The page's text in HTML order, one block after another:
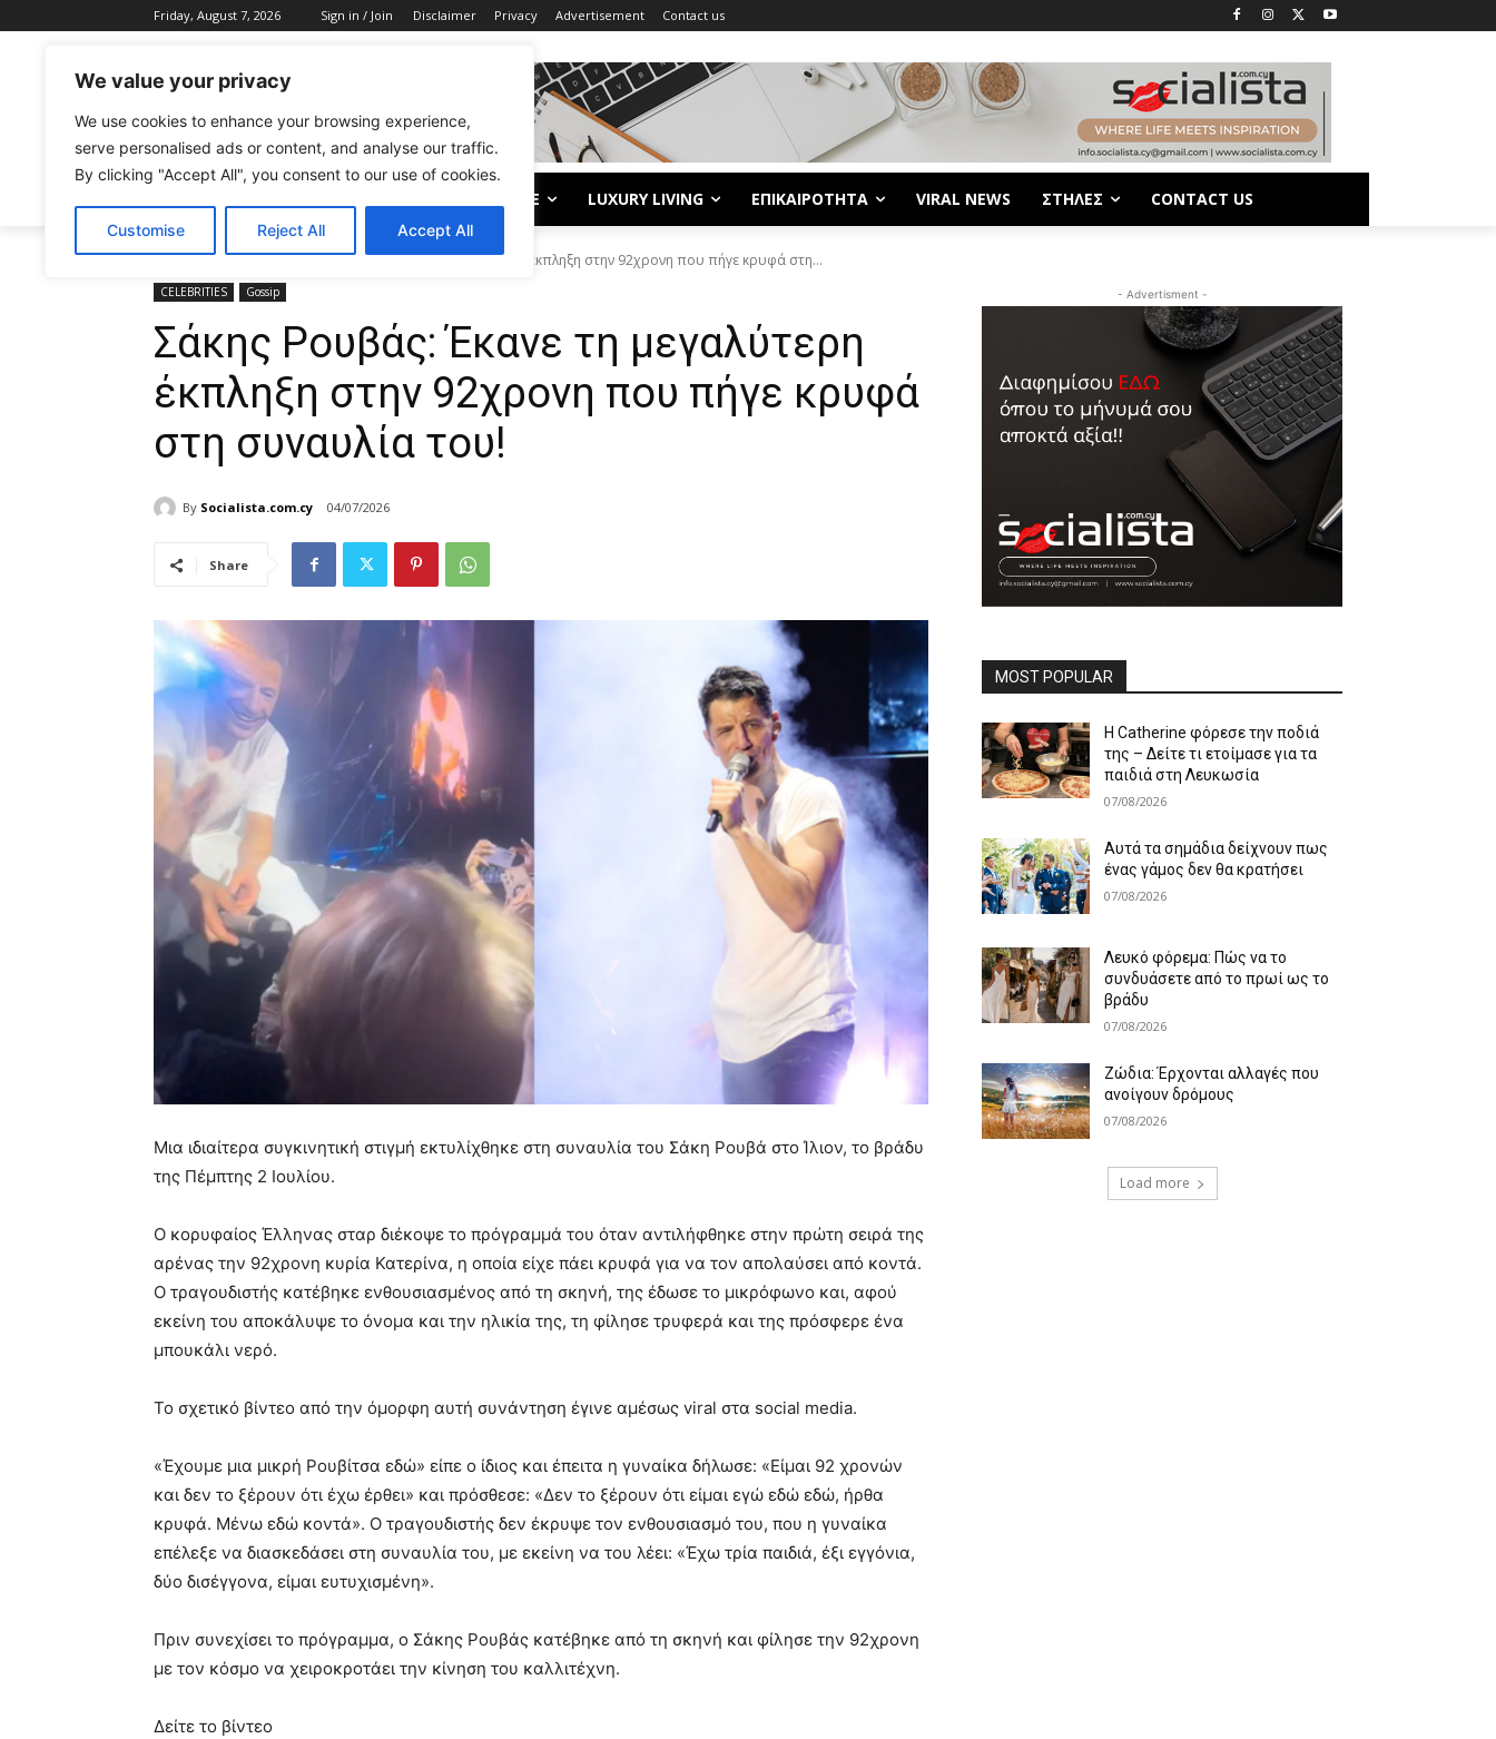
We value your privacy
We use cookies to enhance your browsing experience,
serve personalised ads or content, and analyse our traffic.
By clicking "Accept All", you consent to our use of cookies.
Customise Reject All Accept All
Friday, August 7, 2026 Sign in / Join Disclaimer Privacy Advertisement Contact us
LIFE LUXURY LIVING ΕΠΙΚΑΙΡΟΤΗΤΑ VIRAL NEWS ΣΤΗΛΕΣ CONTACT US
Home CELEBRITIES Σάκης Ρουβάς: Έκανε τη μεγαλύτερη έκπληξη στην 92χρονη που πήγε κρυφά στη...
CELEBRITIES Gossip
Σάκης Ρουβάς: Έκανε τη μεγαλύτερη
έκπληξη στην 92χρονη που πήγε κρυφά
στη συναυλία του!
By Socialista.com.cy 04/07/2026
Share
Μια ιδιαίτερα συγκινητική στιγμή εκτυλίχθηκε στη συναυλία του Σάκη Ρουβά στο Ίλιον, το βράδυ
της Πέμπτης 2 Ιουλίου.
Ο κορυφαίος Έλληνας σταρ διέκοψε το πρόγραμμά του όταν αντιλήφθηκε στην πρώτη σειρά της
αρένας την 92χρονη κυρία Κατερίνα, η οποία είχε πάει κρυφά για να τον απολαύσει από κοντά.
Ο τραγουδιστής κατέβηκε ενθουσιασμένος από τη σκηνή, της έδωσε το μικρόφωνο και, αφού
εκείνη του αποκάλυψε το όνομα και την ηλικία της, τη φίλησε τρυφερά και της πρόσφερε ένα
μπουκάλι νερό.
Το σχετικό βίντεο από την όμορφη αυτή συνάντηση έγινε αμέσως viral στα social media.
«Έχουμε μια μικρή Ρουβίτσα εδώ» είπε ο ίδιος και έπειτα η γυναίκα δήλωσε: «Είμαι 92 χρονών
και δεν το ξέρουν ότι έχω έρθει» και πρόσθεσε: «Δεν το ξέρουν ότι είμαι εγώ εδώ εδώ, ήρθα
κρυφά. Μένω εδώ κοντά». Ο τραγουδιστής δεν έκρυψε τον ενθουσιασμό του, που η γυναίκα
επέλεξε να διασκεδάσει στη συναυλία του, με εκείνη να του λέει: «Έχω τρία παιδιά, έξι εγγόνια,
δύο δισέγγονα, είμαι ευτυχισμένη».
Πριν συνεχίσει το πρόγραμμα, ο Σάκης Ρουβάς κατέβηκε από τη σκηνή και φίλησε την 92χρονη
με τον κόσμο να χειροκροτάει την κίνηση του καλλιτέχνη.
Δείτε το βίντεο
- Advertisment -
MOST POPULAR
Η Catherine φόρεσε την ποδιά
της – Δείτε τι ετοίμασε για τα
παιδιά στη Λευκωσία
07/08/2026
Αυτά τα σημάδια δείχνουν πως
ένας γάμος δεν θα κρατήσει
07/08/2026
Λευκό φόρεμα: Πώς να το
συνδυάσετε από το πρωί ως το
βράδυ
07/08/2026
Ζώδια: Έρχονται αλλαγές που
ανοίγουν δρόμους
07/08/2026
Load more